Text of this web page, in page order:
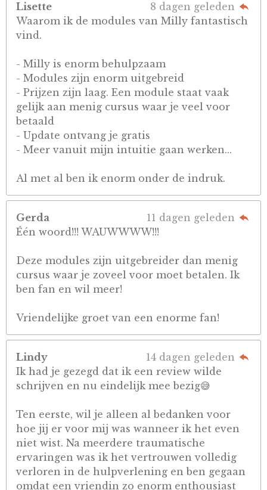
Lisette
8 dagen geleden
Waarom ik de modules van Milly fantastisch
vind.
- Milly is enorm behulpzaam
- Modules zijn enorm uitgebreid
- Prijzen zijn laag. Een module staat vaak
gelijk aan menig cursus waar je veel voor
betaald
- Update ontvang je gratis
- Meer vanuit mijn intuitie gaan werken...
Al met al ben ik enorm onder de indruk.
Gerda
11 dagen geleden
Één woord!!! WAUWWWW!!!
Deze modules zijn uitgebreider dan menig
cursus waar je zoveel voor moet betalen. Ik
ben fan en wil meer!
Vriendelijke groet van een enorme fan!
Lindy
14 dagen geleden
Ik had je gezegd dat ik een review wilde
schrijven en nu eindelijk mee bezig😅
Ten eerste, wil je alleen al bedanken voor
hoe jij er voor mij was wanneer ik het even
niet wist. Na meerdere traumatische
ervaringen was ik het vertrouwen volledig
verloren in de hulpverlening en ben gegaan
omdat een vriendin zo enorm enthousiast